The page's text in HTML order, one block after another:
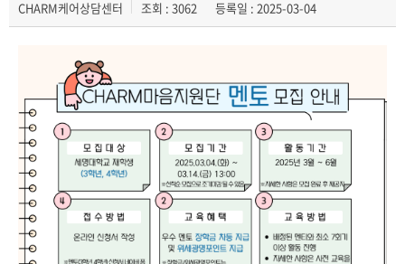
CHARM케어상담센터 조회 : 3062 등록일 : 2025-03-04